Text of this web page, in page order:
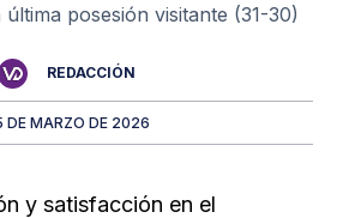
posesión visitante (31-30)
REDACCIÓN
DE MARZO DE 2026
y satisfacción en el